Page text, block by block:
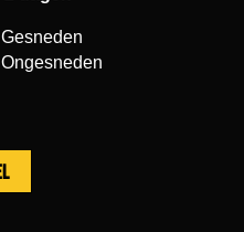
Gesneden
Ongesneden